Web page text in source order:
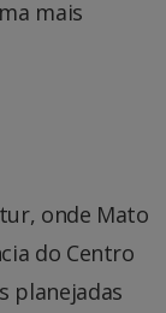
mais
onde Mato
do Centro
planejadas